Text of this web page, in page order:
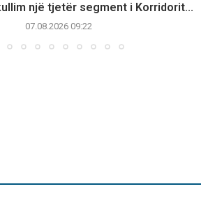
një tjetër segment i Korridorit...
07.08.2026 09:22